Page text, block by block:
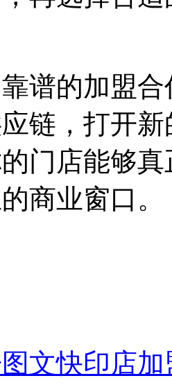
谱的加盟
链，打开
门店能够
商业窗口。
文快印店